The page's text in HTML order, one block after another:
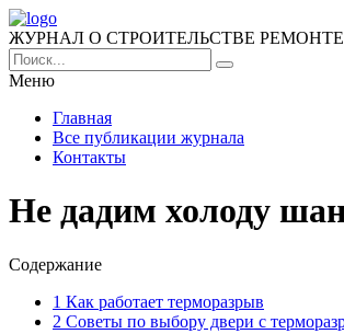
ЖУРНАЛ О СТРОИТЕЛЬСТВЕ
Меню
Главная
Все публикации журнала
Контакты
Не дадим холоду
Содержание
1 Как работает терморазрыв
2 Советы по выбору двери с